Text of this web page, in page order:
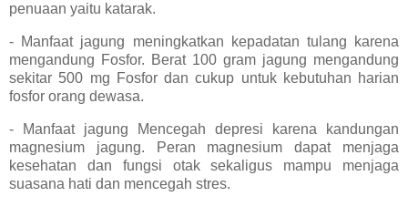
penuaan yaitu katarak.
- Manfaat jagung meningkatkan kepadatan tulang karena
mengandung Fosfor. Berat 100 gram jagung mengandung
sekitar 500 mg Fosfor dan cukup untuk kebutuhan harian
fosfor orang dewasa.
- Manfaat jagung Mencegah depresi karena kandungan
magnesium jagung. Peran magnesium dapat menjaga
kesehatan dan fungsi otak sekaligus mampu menjaga
suasana hati dan mencegah stres.